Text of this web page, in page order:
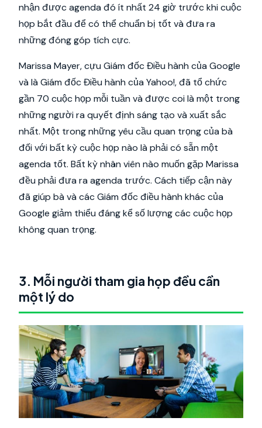
nhận được agenda đó ít nhất 24 giờ trước khi cuộc
họp bắt đầu để có thể chuẩn bị tốt và đưa ra
những đóng góp tích cực.
Marissa Mayer, cựu Giám đốc Điều hành của Google
và là Giám đốc Điều hành của Yahoo!, đã tổ chức
gần 70 cuộc họp mỗi tuần và được coi là một trong
những người ra quyết định sáng tạo và xuất sắc
nhất. Một trong những yêu cầu quan trọng của bà
đối với bất kỳ cuộc họp nào là phải có sẵn một
agenda tốt. Bất kỳ nhân viên nào muốn gặp Marissa
đều phải đưa ra agenda trước. Cách tiếp cận này
đã giúp bà và các Giám đốc điều hành khác của
Google giảm thiểu đáng kể số lượng các cuộc họp
không quan trọng.
3. Mỗi người tham gia họp đều cần
một lý do